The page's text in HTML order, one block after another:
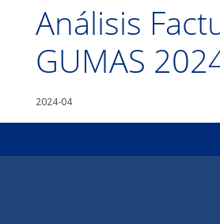
Análisis
GUMAS
2024-04